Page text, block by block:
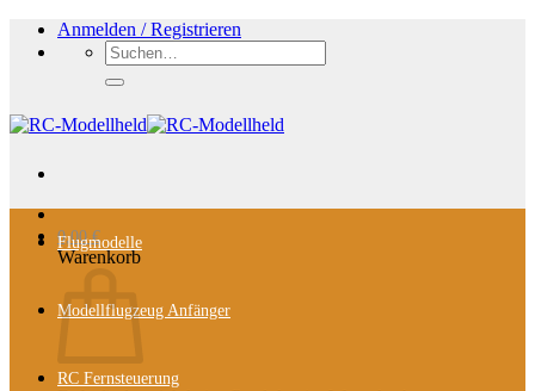
Zum
Inhalt
Anmelden / Registrieren
Suchen
nach:
0,00€
Warenkorb
Flugmodelle
Modellflugzeug Anfänger
RC Fernsteuerung